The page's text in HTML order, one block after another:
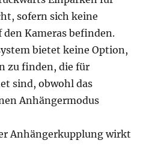
sofern sich keine
den Kameras befinden.
bietet keine Option,
zu finden, die für
sind, obwohl das
Anhängermodus
Anhängerkupplung wirkt